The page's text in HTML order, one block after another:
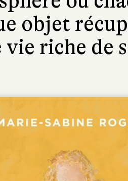
objet
vie riche de